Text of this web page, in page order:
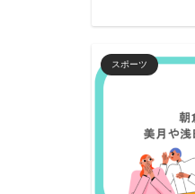
スポーツ